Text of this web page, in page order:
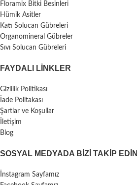
Floramix Bitki Besinleri
Hümik Asitler
Katı Solucan Gübreleri
Organomineral Gübreler
Sıvı Solucan Gübreleri
FAYDALI LİNKLER
Gizlilik Politikası
İade Politakası
Şartlar ve Koşullar
İletişim
Blog
SOSYAL MEDYADA BIZI TAKIP EDIN
İnstagram Sayfamız